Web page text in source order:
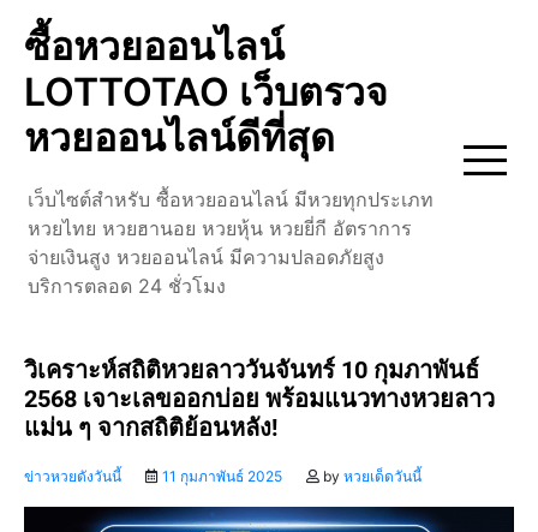
Skip
content
ซื้อหวยออนไลน์
LOTTOTAO เว็บตรวจ
หวยออนไลน์ดีที่สุด
เว็บไซต์สำหรับ ซื้อหวยออนไลน์ มีหวยทุกประเภท
หวยไทย หวยฮานอย หวยหุ้น หวยยี่กี อัตราการ
จ่ายเงินสูง หวยออนไลน์ มีความปลอดภัยสูง
บริการตลอด 24 ชั่วโมง
วิเคราะห์สถิติหวยลาววันจันทร์ 10 กุมภาพันธ์
2568 เจาะเลขออกบ่อย พร้อมแนวทางหวยลาว
แม่น ๆ จากสถิติย้อนหลัง!
ข่าวหวยดังวันนี้ 11 กุมภาพันธ์ 2025 by หวยเด็ดวันนี้